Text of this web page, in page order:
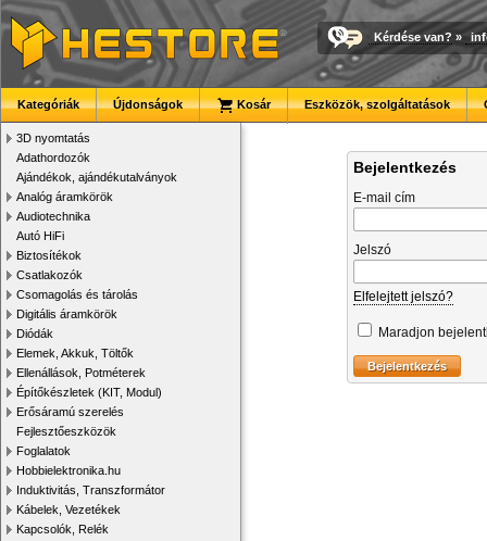
Kérdése van? »
Kategóriák Újdonságok Kosár Eszközök, szolgáltatások
3D nyomtatás
Adathordozók
Ajándékok, ajándékutalványok
Analóg áramkörök
Audiotechnika
Autó HiFi
Biztosítékok
Csatlakozók
Csomagolás és tárolás
Digitális áramkörök
Diódák
Elemek, Akkuk, Töltők
Ellenállások, Potméterek
Építőkészletek (KIT, Modul)
Erősáramú szerelés
Fejlesztőeszközök
Foglalatok
Hobbielektronika.hu
Induktivitás, Transzformátor
Kábelek, Vezetékek
Kapcsolók, Relék
Bejelentkezés
E-mail cím
Jelszó
Elfelejtett jelszó?
Maradjon